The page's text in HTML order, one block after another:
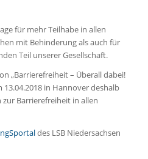
für mehr Teilhabe in allen
mit Behinderung als auch für
Teil unserer Gesellschaft.
„Barrierefreiheit – Überall dabei!
13.04.2018 in Hannover deshalb
Barrierefreiheit in allen
des LSB Niedersachsen